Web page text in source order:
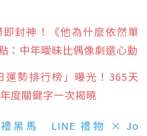
封神！《他為什麼依然單
：中年曖昧比偶像劇還心動
運勢排行榜」曝光！365天
度關鍵字一次揭曉
禮黑馬 LINE 禮物 × Jo